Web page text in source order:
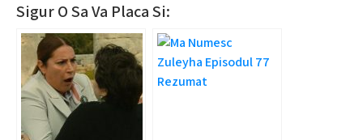
Sigur O Sa Va Placa Si: